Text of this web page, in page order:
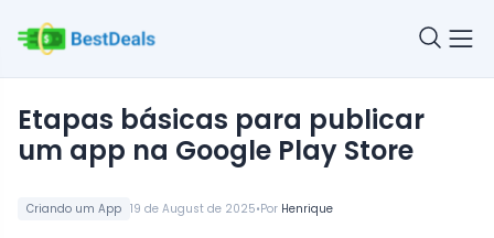
Criando um App 19 de August de 2025•Por Henrique
Etapas básicas para publicar
um app na Google Play Store